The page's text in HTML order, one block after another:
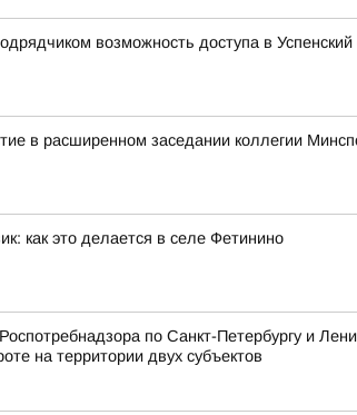
возможность доступа в Успенский
в расширенном заседании коллегии
как это делается в селе Фетинино
по Санкт-Петербургу и
на территории двух субъектов